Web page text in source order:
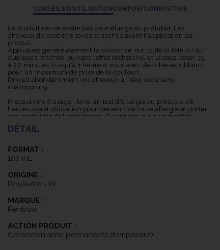
CONSEILS D'UTILISATION COMPOSITION ROUTINE
Le produit ne nécessite pas de mélange au prélable. Les
cheveux doivent être lavés et séchés avant l'application du
produit.
Appliquez généreusement la coloration sur toute la tête ou sur
quelques mèches, suivant l'effet recherché, et laissez poser 15
à 30 minutes (jusqu'à 1 heure si vous avez des cheveux blancs
pour un maximum de prise de la couleur).
Rincez abondamment vos cheveux à l'eau tiède sans
shampooing.
Précautions d'usage : faire un test d'allergie au prélable 48
heures avant utilisation pour prévenir de toute allergie et porter
des gants lors de l'application. Suivez scrupuleusement la
notice d'utilisation.
DÉTAIL
FORMAT :
100 mL
ORIGINE :
Royaume-Uni
MARQUE :
Renbow
ACTION PRODUIT :
Coloration semi-permanente (temporaire)